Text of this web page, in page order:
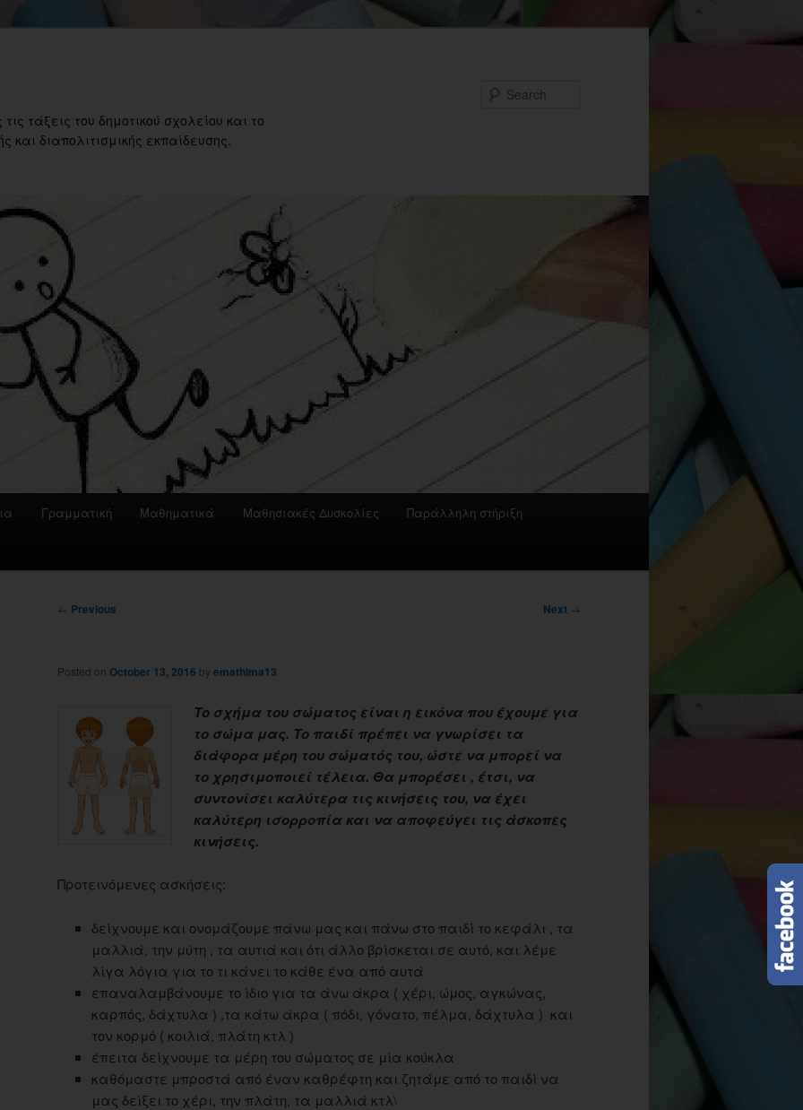
τάξεις του δημοτικού σχολείου και το
διαπολιτισμικής εκπαίδευσης.
Γραμματική Μαθηματικά Μαθησιακές Δυσκολίες Παράλληλη στήριξη
Post
← Previous Next →
Posted on October 13, 2016 by emathima13
Το σχήμα του σώματος είναι η εικόνα που έχουμε για
το σώμα μας. Το παιδί πρέπει να γνωρίσει τα
διάφορα μέρη του σώματός του, ώστε να μπορεί να
το χρησιμοποιεί τέλεια. Θα μπορέσει , έτσι, να
συντονίσει καλύτερα τις κινήσεις του, να έχει
καλύτερη ισορροπία και να αποφεύγει τις άσκοπες
κινήσεις.
Προτεινόμενες ασκήσεις:
δείχνουμε και ονομάζουμε πάνω μας και πάνω στο παιδί το κεφάλι , τα
μαλλιά, την μύτη , τα αυτιά και ότι άλλο βρίσκεται σε αυτό, και λέμε
λίγα λόγια για το τι κάνει το κάθε ένα από αυτά
επαναλαμβάνουμε το ίδιο για τα άνω άκρα ( χέρι, ώμος, αγκώνας,
καρπός, δάχτυλα ) ,τα κάτω άκρα ( πόδι, γόνατο, πέλμα, δάχτυλα ) και
τον κορμό ( κοιλιά, πλάτη κτλ )
έπειτα δείχνουμε τα μέρη του σώματος σε μία κούκλα
καθόμαστε μπροστά από έναν καθρέφτη και ζητάμε από το παιδί να
μας δείξει το χέρι, την πλάτη, τα μαλλιά κτλ\